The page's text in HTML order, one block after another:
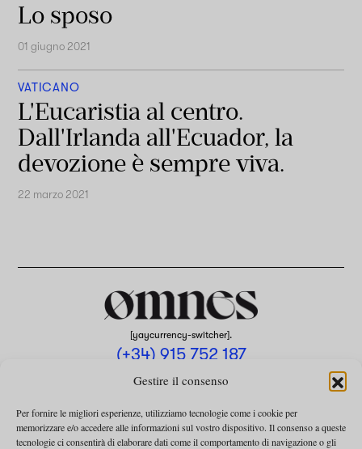
Gestire il consenso
Per fornire le migliori esperienze, utilizziamo tecnologie come i cookie per
memorizzare e/o accedere alle informazioni sul vostro dispositivo. Il consenso a queste
tecnologie ci consentirà di elaborare dati come il comportamento di navigazione o gli
Lo sposo
01 giugno 2021
VATICANO
L'Eucaristia al centro.
Dall'Irlanda all'Ecuador, la
devozione è sempre viva.
22 marzo 2021
[yaycurrency-switcher].
(+34) 915 752 187
omnes@omnesmag.com